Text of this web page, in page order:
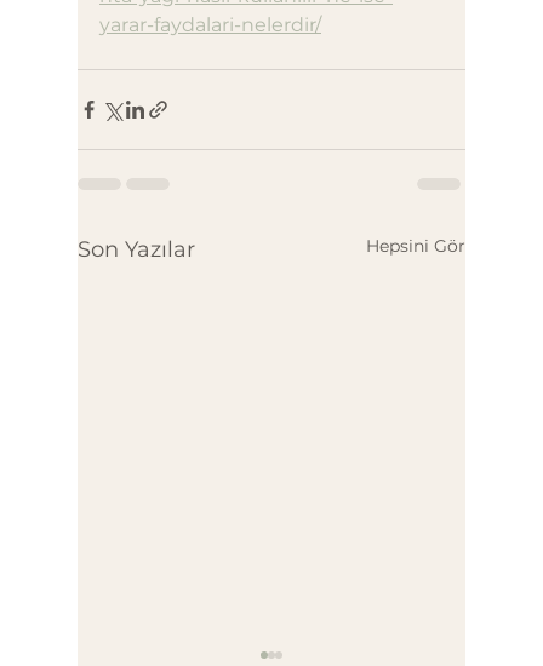
yarar-faydalari-nelerdir/
Son Yazılar Hepsini Gör